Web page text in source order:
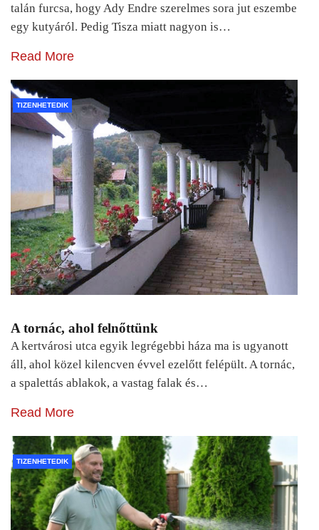
talán furcsa, hogy Ady Endre szerelmes sora jut eszembe
egy kutyáról. Pedig Tisza miatt nagyon is…
Read More
TIZENHETEDIK
A tornác, ahol felnőttünk
A kertvárosi utca egyik legrégebbi háza ma is ugyanott
áll, ahol közel kilencven évvel ezelőtt felépült. A tornác,
a spalettás ablakok, a vastag falak és…
Read More
TIZENHETEDIK